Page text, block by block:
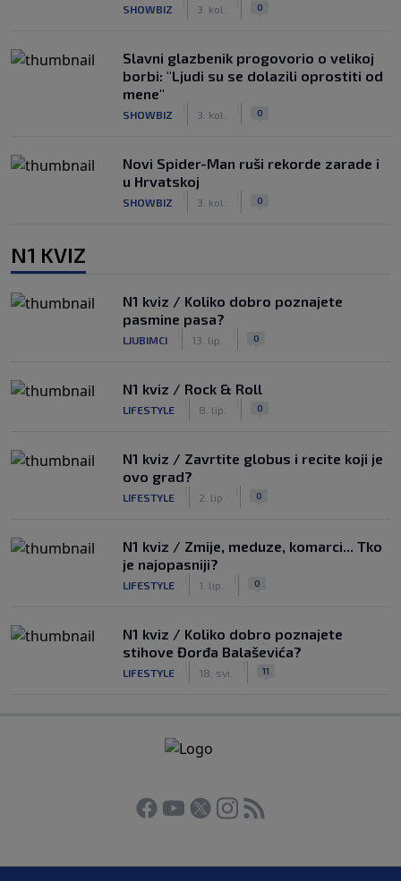
SHOWBIZ 3. kol. 0
Slavni glazbenik progovorio o velikoj
borbi: "Ljudi su se dolazili oprostiti od
mene"
SHOWBIZ 3. kol. 0
Novi Spider-Man ruši rekorde zarade i
u Hrvatskoj
SHOWBIZ 3. kol. 0
N1 KVIZ
N1 kviz / Koliko dobro poznajete
pasmine pasa?
LJUBIMCI 13. lip. 0
N1 kviz / Rock & Roll
LIFESTYLE 8. lip. 0
N1 kviz / Zavrtite globus i recite koji je
ovo grad?
LIFESTYLE 2. lip. 0
N1 kviz / Zmije, meduze, komarci... Tko
je najopasniji?
LIFESTYLE 1. lip. 0
N1 kviz / Koliko dobro poznajete
stihove Đorđa Balaševića?
LIFESTYLE 18. svi. 11